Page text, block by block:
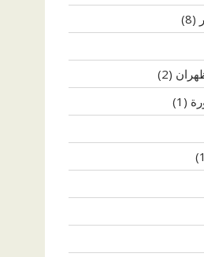
(8)
(2)
(1)